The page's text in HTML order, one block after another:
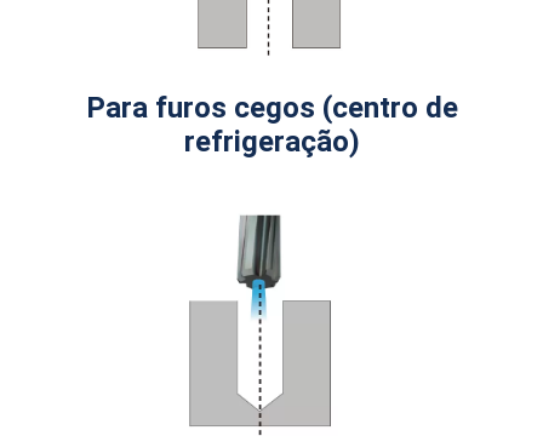
Para furos cegos (centro de
refrigeração)